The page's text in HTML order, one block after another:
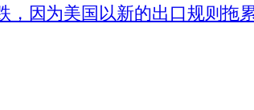
，因为美国以新的出口规则拖